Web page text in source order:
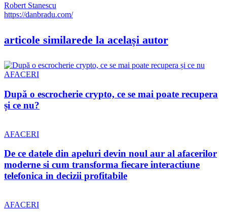
Robert Stanescu
https://danbradu.com/
articole similarede la același autor
AFACERI
După o escrocherie crypto, ce se mai poate recupera
și ce nu?
AFACERI
De ce datele din apeluri devin noul aur al afacerilor
moderne si cum transforma fiecare interactiune
telefonica in decizii profitabile
AFACERI